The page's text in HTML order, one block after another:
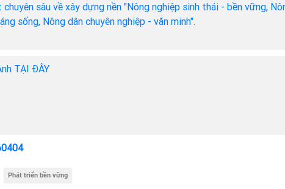
sâu về xây dựng nền "Nông nghiệp sinh thái - bền vững,
sống, Nông dân chuyên nghiệp - văn minh".
TẠI ĐÂY
Phát triển bền vững